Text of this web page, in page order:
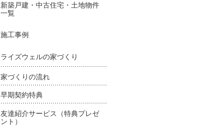
新築戸建・中古住宅・土地物件
一覧
施工事例
ライズウェルの家づくり
家づくりの流れ
早期契約特典
友達紹介サービス（特典プレゼ
ント）